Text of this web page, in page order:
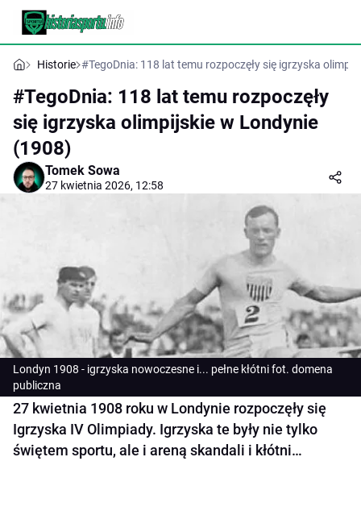
Historie #TegoDnia: 118 lat temu rozpoczęły się igrzyska
#TegoDnia: 118 lat temu rozpoczęły
się igrzyska olimpijskie w Londynie
(1908)
Tomek Sowa
27 kwietnia 2026, 12:58
Londyn 1908 - igrzyska nowoczesne i... pełne kłótni fot. domena
publiczna
27 kwietnia 1908 roku w Londynie rozpoczęły się
Igrzyska IV Olimpiady. Igrzyska te były nie tylko
świętem sportu, ale i areną skandali i kłótni…